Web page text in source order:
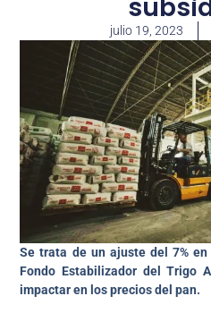
julio 19, 2023
Se trata de un ajuste del 7%
Fondo Estabilizador del Trigo
impactar en los precios del pan.